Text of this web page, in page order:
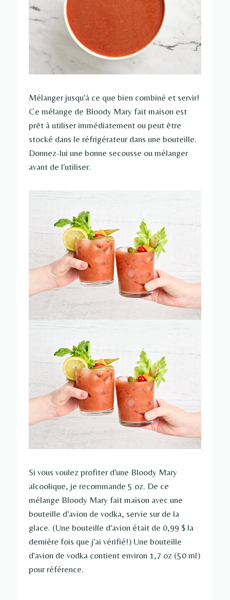
Mélanger jusqu'à ce que bien combiné et servir!
Ce mélange de Bloody Mary fait maison est
prêt à utiliser immédiatement ou peut être
stocké dans le réfrigérateur dans une bouteille.
Donnez-lui une bonne secousse ou mélanger
avant de l'utiliser.
Si vous voulez profiter d'une Bloody Mary
alcoolique, je recommande 5 oz. De ce
mélange Bloody Mary fait maison avec une
bouteille d'avion de vodka, servie sur de la
glace. (Une bouteille d'avion était de 0,99 $ la
dernière fois que j'ai vérifié!) Une bouteille
d'avion de vodka contient environ 1,7 oz (50 ml)
pour référence.